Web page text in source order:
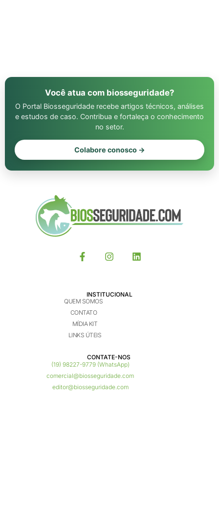
Você atua com biosseguridade?
O Portal Biosseguridade recebe artigos técnicos, análises
e estudos de caso. Contribua e fortaleça o conhecimento
no setor.
Colabore conosco →
INSTITUCIONAL
QUEM SOMOS
CONTATO
MÍDIA KIT
LINKS ÚTEIS
CONTATE-NOS ​
(19) 98227-9779 (WhatsApp)
comercial@biosseguridade.com
editor@biosseguridade.com